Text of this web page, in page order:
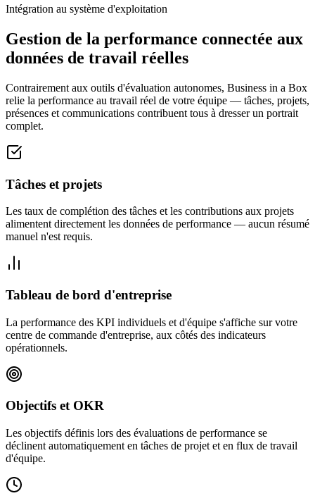
Intégration au système d'exploitation
Gestion de la performance connectée aux
données de travail réelles
Contrairement aux outils d'évaluation autonomes, Business in a Box
relie la performance au travail réel de votre équipe — tâches, projets,
présences et communications contribuent tous à dresser un portrait
complet.
Tâches et projets
Les taux de complétion des tâches et les contributions aux projets
alimentent directement les données de performance — aucun résumé
manuel n'est requis.
Tableau de bord d'entreprise
La performance des KPI individuels et d'équipe s'affiche sur votre
centre de commande d'entreprise, aux côtés des indicateurs
opérationnels.
Objectifs et OKR
Les objectifs définis lors des évaluations de performance se
déclinent automatiquement en tâches de projet et en flux de travail
d'équipe.